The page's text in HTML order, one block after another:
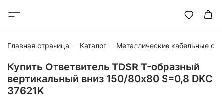
Главная страница Каталог Металлические кабельные
Купить Ответвитель TDSR T-образный
вертикальный вниз 150/80х80 S=0,8 DKC
37621K